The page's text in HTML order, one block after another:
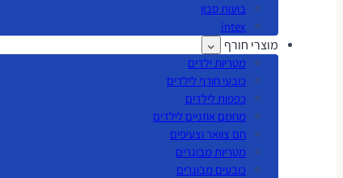
בועות סבון
intex
מוצרי חורף
מטריות ילדים
כובעי חורף לילדים
כפפות לילדים
מחמם אוזניים לילדים
חם צוואר וצעיפים
מטריות מבוגרים
כובעים מבוגרים